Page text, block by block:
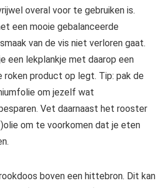
overal voor te gebruiken is.
een mooie gebalanceerde
van de vis niet verloren gaat.
een lekplankje met daarop een
product op legt. Tip: pak de
om jezelf wat
Vet daarnaast het rooster
om te voorkomen dat je eten
boven een hittebron. Dit kan